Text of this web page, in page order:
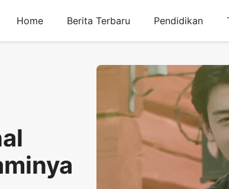
Home Berita Terbaru Pendidikan